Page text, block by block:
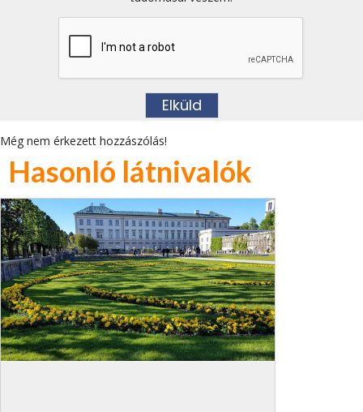
Még nem érkezett hozzászólás!
Hasonló látnivalók